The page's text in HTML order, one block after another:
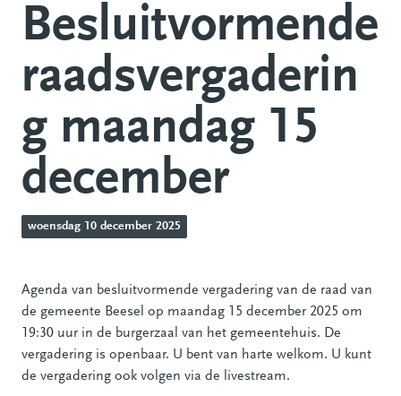
Besluitvormende
raadsvergaderin
g maandag 15
december
woensdag 10 december 2025
Agenda van besluitvormende vergadering van de raad van
de gemeente Beesel op maandag 15 december 2025 om
19:30 uur in de burgerzaal van het gemeentehuis. De
vergadering is openbaar. U bent van harte welkom. U kunt
de vergadering ook volgen via de livestream.